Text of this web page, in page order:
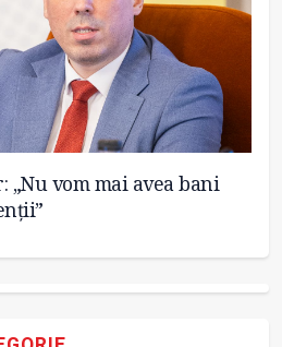
„Nu vom mai avea bani